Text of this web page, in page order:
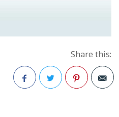
Share this: